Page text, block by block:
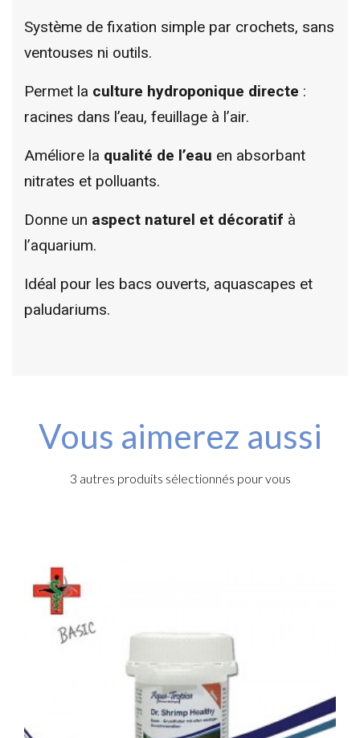
Système de fixation simple par crochets, sans
ventouses ni outils.
Permet la culture hydroponique directe :
racines dans l’eau, feuillage à l’air.
Améliore la qualité de l’eau en absorbant
nitrates et polluants.
Donne un aspect naturel et décoratif à
l’aquarium.
Idéal pour les bacs ouverts, aquascapes et
paludariums.
Vous aimerez aussi
3 autres produits sélectionnés pour vous